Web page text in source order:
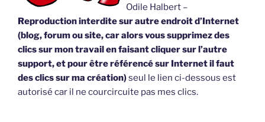
Odile Halbert –
Reproduction interdite sur autre endroit d’Internet
(blog, forum ou site, car alors vous supprimez des
clics sur mon travail en faisant cliquer sur l’autre
support, et pour être référencé sur Internet il faut
des clics sur ma création)seul le lien ci-dessous est
autorisé car il ne courcircuite pas mes clics.